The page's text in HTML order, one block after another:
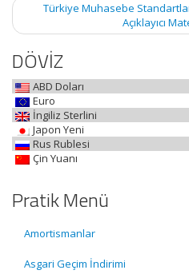
Türkiye Muhasebe
Açıklayıcı
DÖVİZ
ABD Doları
Euro
İngiliz Sterlini
Japon Yeni
Rus Rublesi
Çin Yuanı
Pratik Menü
Amortismanlar
Asgari Geçim İndirimi